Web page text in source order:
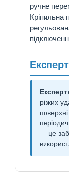
ручне
Кріпильна
різких
— це